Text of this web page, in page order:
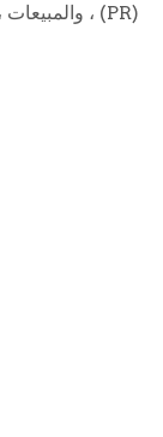
(PR) ، والمبيعات ، والتسويق ، وحتى التمويل.